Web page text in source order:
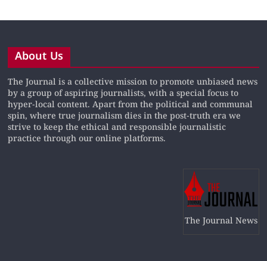
About Us
The Journal is a collective mission to promote unbiased news
by a group of aspiring journalists, with a special focus to
hyper-local content. Apart from the political and communal
spin, where true journalism dies in the post-truth era we
strive to keep the ethical and responsible journalistic
practice through our online platforms.
The Journal News